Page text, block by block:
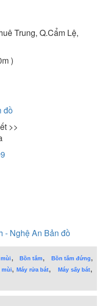
Trung, Q.Cẩm Lệ,
)
đồ
>>
- Nghệ An Bản đồ
, Bồn tắm, Bồn tắm đứng,
mùi,Máy rửa bát,Máy sấy bát,